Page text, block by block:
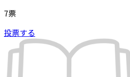
7票
投票する